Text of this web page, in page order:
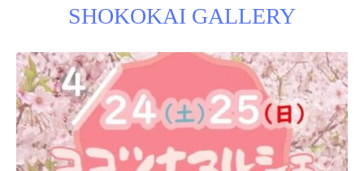
SHOKOKAI GALLERY